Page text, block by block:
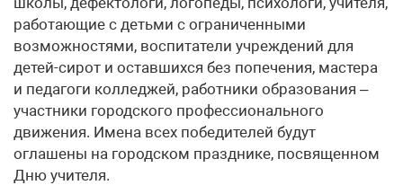
работающие с детьми с ограниченными
возможностями, воспитатели учреждений для
детей-сирот и оставшихся без попечения, мастера
и педагоги колледжей, работники образования –
участники городского профессионального
движения. Имена всех победителей будут
оглашены на городском празднике, посвященном
Дню учителя.